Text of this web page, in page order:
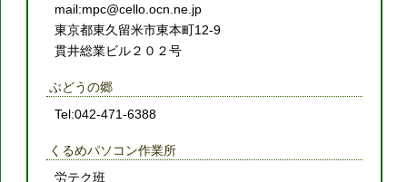
mail:mpc@cello.ocn.ne.jp
東京都東久留米市東本町12-9
貫井総業ビル２０２号
ぶどうの郷
Tel:042-471-6388
くるめパソコン作業所
労テク班